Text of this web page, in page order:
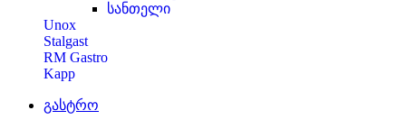
სანთელი
Unox
Stalgast
RM Gastro
Kapp
გასტრო